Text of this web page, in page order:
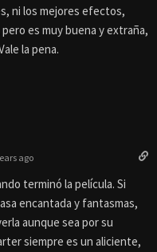
ni los mejores efectos,
es muy buena y extraña,
la pena.
ago
terminó la película. Si
encantada y fantasmas,
aunque sea por su
siempre es un aliciente,